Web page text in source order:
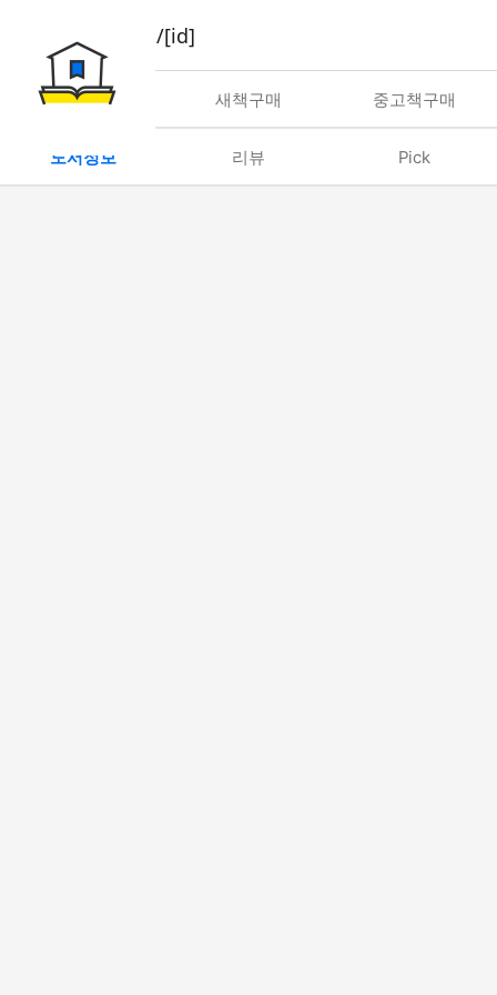
book/rent/[id]
대여 새책구매 중고책구매
도서정보 리뷰 Pick